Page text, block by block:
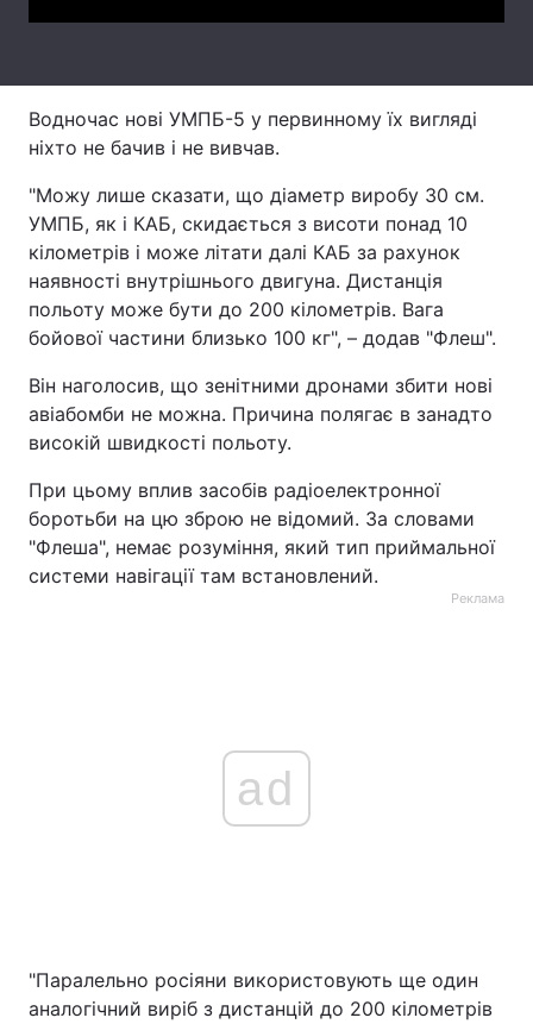
Тема оформлення
Водночас нові УМПБ-5 у первинному їх вигляді
ніхто не бачив і не вивчав.
"Можу лише сказати, що діаметр виробу 30 см.
УМПБ, як і КАБ, скидається з висоти понад 10
кілометрів і може літати далі КАБ за рахунок
наявності внутрішнього двигуна. Дистанція
польоту може бути до 200 кілометрів. Вага
бойової частини близько 100 кг", – додав "Флеш".
Він наголосив, що зенітними дронами збити нові
авіабомби не можна. Причина полягає в занадто
високій швидкості польоту.
При цьому вплив засобів радіоелектронної
боротьби на цю зброю не відомий. За словами
"Флеша", немає розуміння, який тип приймальної
системи навігації там встановлений.
Реклама
ad
"Паралельно росіяни використовують ще один
аналогічний виріб з дистанцій до 200 кілометрів